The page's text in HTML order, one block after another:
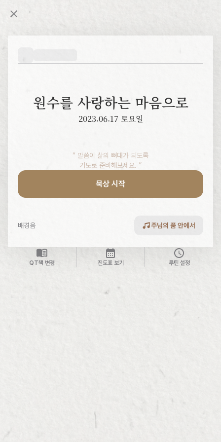
원수를 사랑하는 마음으로
2023.06.17 토요일
“ 말씀이 삶의 뼈대가 되도록
기도로 준비해보세요. ”
묵상 시작
배경음 주님의 품 안에서
QT책 변경 진도표 보기 루틴 설정